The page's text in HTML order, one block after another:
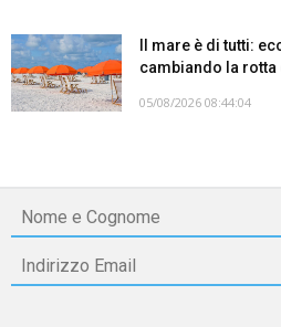
Il mare è di tutti:
cambiando la rotta
05/08/2026 08:44:04